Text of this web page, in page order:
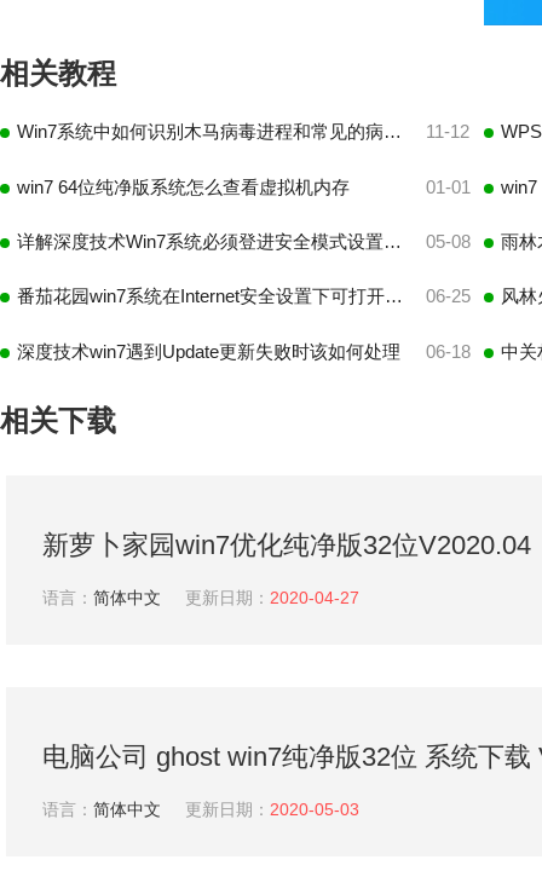
相关教程
Win7系统中如何识别木马病毒进程和常见的病毒进程 11-12
win7 64位纯净版系统怎么查看虚拟机内存 01-01
详解深度技术Win7系统必须登进安全模式设置的一些状况 05-08
番茄花园win7系统在Internet安全设置下可打开文件的两种方法 06-25
深度技术win7遇到Update更新失败时该如何处理 06-18 中关
相关下载
新萝卜家园win7优化纯净版32位V2020.04
语言： 简体中文 更新日期： 2020-04-27
电脑公司 ghost win7纯净版32位 系统下载
语言： 简体中文 更新日期： 2020-05-03